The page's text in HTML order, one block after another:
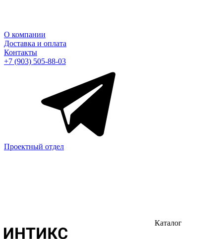
О компании
Доставка и оплата
Контакты
+7 (903) 505-88-03
Проектный отдел
Каталог